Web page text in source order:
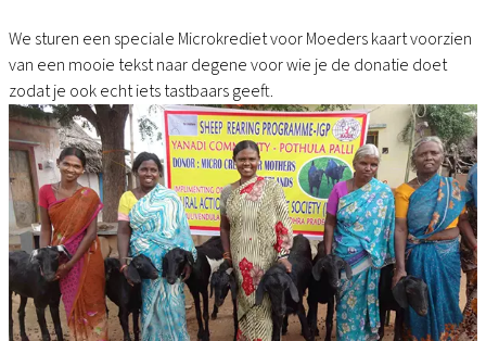
We sturen een speciale Microkrediet voor Moeders kaart voorzien
van een mooie tekst naar degene voor wie je de donatie doet
zodat je ook echt iets tastbaars geeft.